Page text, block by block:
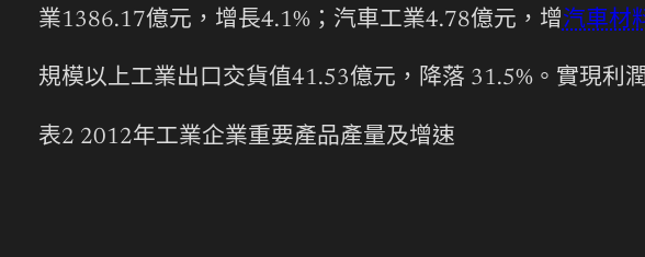
業1386.17億元，增長4.1%；汽車工業4.78億元，增汽車材
規模以上工業出口交貨值41.53億元，降落 31.5%。實現利
表2 2012年工業企業重要產品產量及增速